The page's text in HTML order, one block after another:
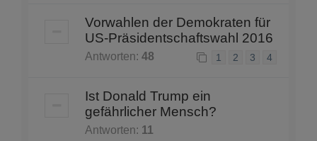
Vorwahlen der Demokraten für
US-Präsidentschaftswahl 2016
Antworten: 48 1 2 3 4
Ist Donald Trump ein
gefährlicher Mensch?
Antworten: 11